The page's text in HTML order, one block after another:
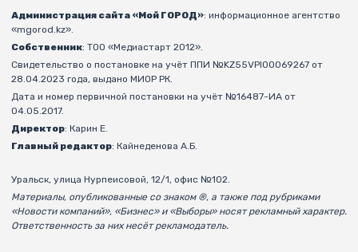
Администрация сайта «Мой ГОРОД»: информационное агентство
«mgorod.kz».
Собственник: ТОО «Медиастарт 2012».
Свидетельство о постановке на учёт ППИ №KZ55VPI00069267 от
28.04.2023 года, выдано МИОР РК.
Дата и номер первичной постановки на учёт №16487-ИА от
04.05.2017.
Директор: Карин Е.
Главный редактор: Кайнеденова А.Б.
Уральск, улица Нурпеисовой, 12/1, офис №102.
Материалы, опубликованные со знаком ®, а также под рубриками
«Новости компаний», «Бизнес» и «Выборы» носят рекламный характер.
Ответственность за них несёт рекламодатель.